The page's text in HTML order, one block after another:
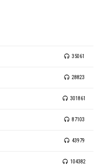
35061
28823
301861
87103
43979
104382